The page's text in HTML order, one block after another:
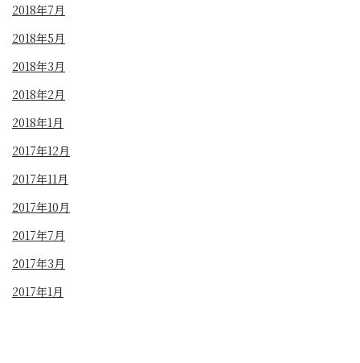
2018年7月
2018年5月
2018年3月
2018年2月
2018年1月
2017年12月
2017年11月
2017年10月
2017年7月
2017年3月
2017年1月